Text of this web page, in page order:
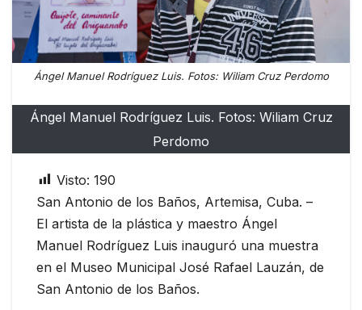
Ángel Manuel Rodríguez Luis. Fotos: Wiliam Cruz Perdomo
Ángel Manuel Rodríguez Luis. Fotos: Wiliam Cruz
Perdomo
Visto: 190
San Antonio de los Baños, Artemisa, Cuba. –
El artista de la plástica y maestro Ángel
Manuel Rodríguez Luis inauguró una muestra
en el Museo Municipal José Rafael Lauzán, de
San Antonio de los Baños.